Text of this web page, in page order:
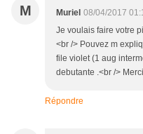
M Muriel 08/04/2017
Je voulais faire votre
<br /> Pouvez m
file violet (1 aug
debutante .<br />
Répondre